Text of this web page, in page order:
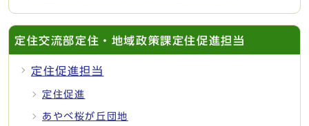
定住交流部定住・地域政策課定住促進担当
定住促進担当
定住促進
あやべ桜が丘団地